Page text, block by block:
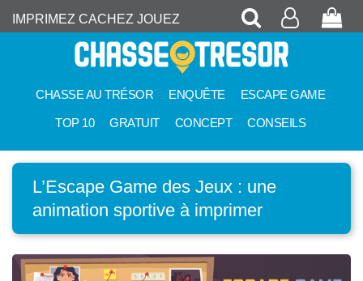
IMPRIMEZ CACHEZ JOUEZ Recherche
Mon
CHASSE AU TRÉSOR ENQUÊTE ESCAPE GAME
TOP 10 GRATUIT CONCEPT CONSEILS
L’Escape Game des Jeux : une
animation sportive à imprimer